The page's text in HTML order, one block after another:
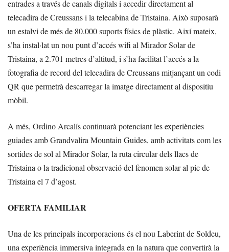
entrades a través de canals digitals i accedir directament al
telecadira de Creussans i la telecabina de Tristaina. Això suposarà
un estalvi de més de 80.000 suports físics de plàstic. Així mateix,
s’ha instal·lat un nou punt d’accés wifi al Mirador Solar de
Tristaina, a 2.701 metres d’altitud, i s’ha facilitat l’accés a la
fotografia de record del telecadira de Creussans mitjançant un codi
QR que permetrà descarregar la imatge directament al dispositiu
mòbil.
A més, Ordino Arcalís continuarà potenciant les experiències
guiades amb Grandvalira Mountain Guides, amb activitats com les
sortides de sol al Mirador Solar, la ruta circular dels llacs de
Tristaina o la tradicional observació del fenomen solar al pic de
Tristaina el 7 d’agost.
OFERTA FAMILIAR
Una de les principals incorporacions és el nou Laberint de Soldeu,
una experiència immersiva integrada en la natura que convertirà la